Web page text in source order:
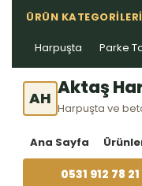
ÜRÜN KATEGORILERI
Harpuşta Parke
AH Aktaş
Harpuşta ve
Ana Sayfa
0531 912 78 21